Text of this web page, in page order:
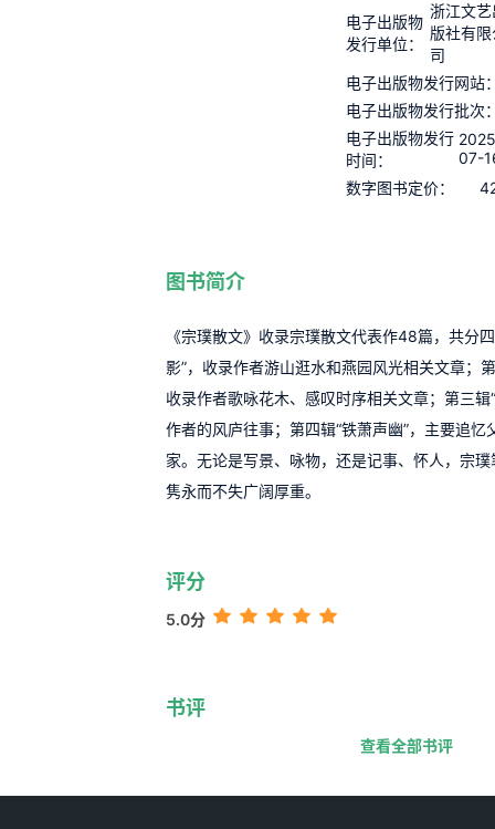
电子出版物
发行单位：
浙江文艺
版社有
司
电子出版物发行网站
电子出版物发行批次
电子出版物发行
时间：
07-
数字图书定价：
图书简介
《宗璞散文》收录宗璞散文代表作48篇，共分
影”，收录作者游山逛水和燕园风光相关文章；
收录作者歌咏花木、感叹时序相关文章；第三辑
作者的风庐往事；第四辑“铁萧声幽”，主要追忆
家。无论是写景、咏物，还是记事、怀人，宗
隽永而不失广阔厚重。
评分
5.0分
书评
查看全部书评